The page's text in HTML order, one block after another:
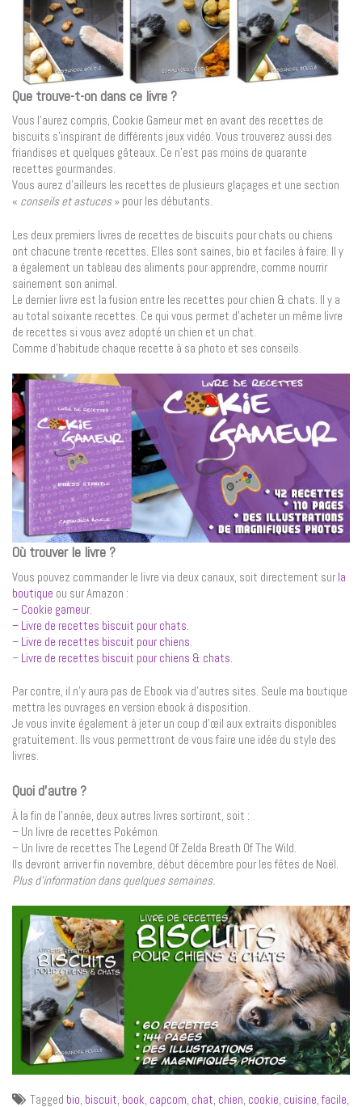
Que trouve-t-on dans ce livre ?
Vous l’aurez compris, Cookie Gameur met en avant des recettes de
biscuits s’inspirant de différents jeux vidéo. Vous trouverez aussi des
friandises et quelques gâteaux. Ce n’est pas moins de quarante
recettes gourmandes.
Vous aurez d’ailleurs les recettes de plusieurs glaçages et une section
« conseils et astuces» pour les débutants.
Les deux premiers livres de recettes de biscuits pour chats ou chiens
ont chacune trente recettes. Elles sont saines, bio et faciles à faire. Il y
a également un tableau des aliments pour apprendre, comme nourrir
sainement son animal.
Le dernier livre est la fusion entre les recettes pour chien & chats. Il y a
au total soixante recettes. Ce qui vous permet d’acheter un même livre
de recettes si vous avez adopté un chien et un chat.
Comme d’habitude chaque recette à sa photo et ses conseils.
Où trouver le livre ?
Vous pouvez commander le livre via deux canaux, soit directement sur la
boutique ou sur Amazon :
– Cookie gameur.
– Livre de recettes biscuit pour chats
– Livre de recettes biscuit pour chiens
– Livre de recettes biscuit pour chiens & chats
Par contre, il n’y aura pas de Ebook via d’autres sites. Seule ma boutique
mettra les ouvrages en version ebook à disposition.
Je vous invite également à jeter un coup d’œil aux extraits disponibles
gratuitement. Ils vous permettront de vous faire une idée du style des
livres.
Quoi d’autre ?
À la fin de l’année, deux autres livres sortiront, soit :
– Un livre de recettes Pokémon.
– Un livre de recettes The Legend Of Zelda Breath Of The Wild.
Ils devront arriver fin novembre, début décembre pour les fêtes de Noël.
Plus d’information dans quelques semaines.
Tagged bio, biscuit, book, capcom, chat, chien, cookie, cuisine,facile,